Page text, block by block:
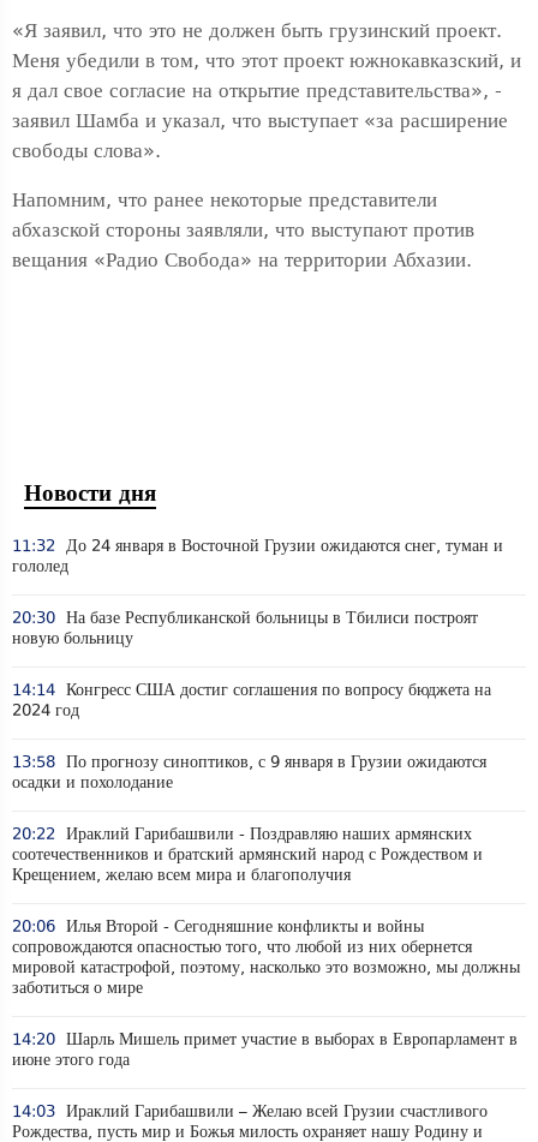
«Я заявил, что это не должен быть грузинский проект.
Меня убедили в том, что этот проект южнокавказский, и
я дал свое согласие на открытие представительства», -
заявил Шамба и указал, что выступает «за расширение
свободы слова».
Напомним, что ранее некоторые представители
абхазской стороны заявляли, что выступают против
вещания «Радио Свобода» на территории Абхазии.
Новости дня
11:32 До 24 января в Восточной Грузии ожидаются снег, туман и
гололед
20:30 На базе Республиканской больницы в Тбилиси построят
новую больницу
14:14 Конгресс США достиг соглашения по вопросу бюджета на
2024 год
13:58 По прогнозу синоптиков, с 9 января в Грузии ожидаются
осадки и похолодание
20:22 Ираклий Гарибашвили - Поздравляю наших армянских
соотечественников и братский армянский народ с Рождеством и
Крещением, желаю всем мира и благополучия
20:06 Илья Второй - Сегодняшние конфликты и войны
сопровождаются опасностью того, что любой из них обернется
мировой катастрофой, поэтому, насколько это возможно, мы должны
заботиться о мире
14:20 Шарль Мишель примет участие в выборах в Европарламент в
июне этого года
14:03 Ираклий Гарибашвили – Желаю всей Грузии счастливого
Рождества, пусть мир и Божья милость охраняет нашу Родину и